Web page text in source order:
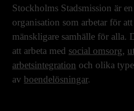
Stockholms Stadsmission är
organisation som arbetar för
mänskligare samhälle för alla.
att arbeta med social omsorg,
arbetsintegration och olika
av boendelösningar.